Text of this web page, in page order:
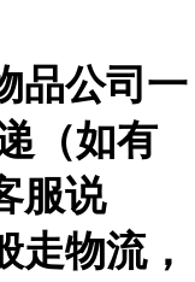
品公司一
（如有
服说
走物流，